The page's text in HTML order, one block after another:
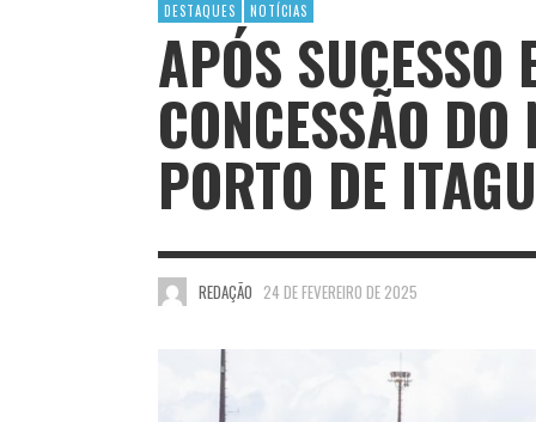
DESTAQUES NOTÍCIAS
APÓS SUCESSO
CONCESSÃO
PORTO DE
REDAÇÃO 24 DE FEVEREIRO DE 2025